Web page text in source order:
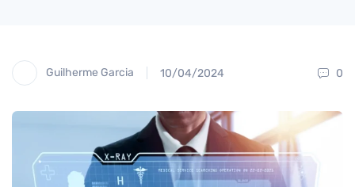
Guilherme Garcia 10/04/2024 0